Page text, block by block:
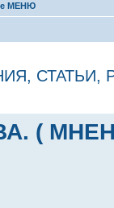
МЕНЮ
СТАТЬИ,
(